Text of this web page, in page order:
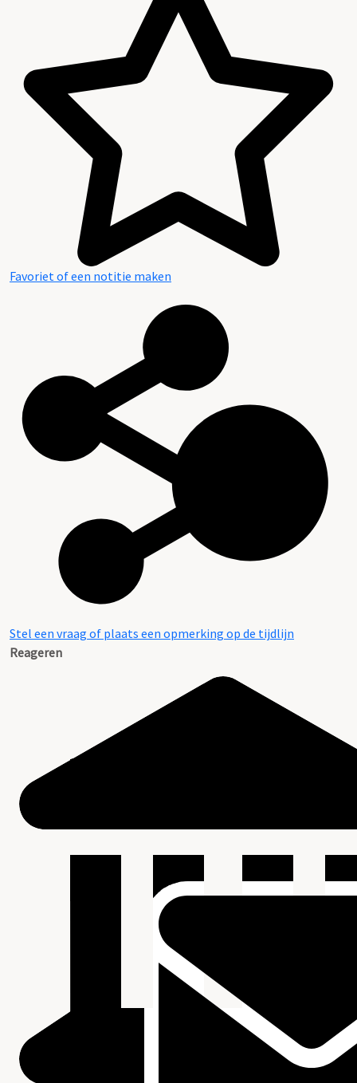
Favoriet of een notitie maken
Stel een vraag of plaats een opmerking op de tijdlijn
Reageren